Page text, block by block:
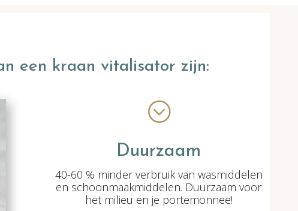
een kraan vitalisator zijn:
;
Duurzaam
40-60 % minder verbruik van wasmiddelen
en schoonmaakmiddelen. Duurzaam voor
het milieu en je portemonnee!